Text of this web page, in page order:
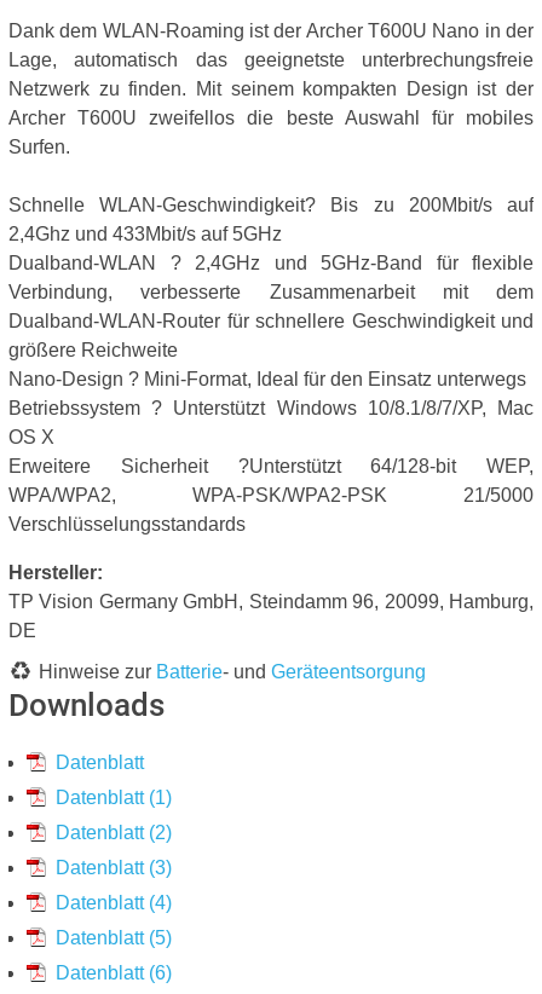
Dank dem WLAN-Roaming ist der Archer T600U Nano in der
Lage, automatisch das geeignetste unterbrechungsfreie
Netzwerk zu finden. Mit seinem kompakten Design ist der
Archer T600U zweifellos die beste Auswahl für mobiles
Surfen.
Schnelle WLAN-Geschwindigkeit? Bis zu 200Mbit/s auf
2,4Ghz und 433Mbit/s auf 5GHz
Dualband-WLAN ? 2,4GHz und 5GHz-Band für flexible
Verbindung, verbesserte Zusammenarbeit mit dem
Dualband-WLAN-Router für schnellere Geschwindigkeit und
größere Reichweite
Nano-Design ? Mini-Format, Ideal für den Einsatz unterwegs
Betriebssystem ? Unterstützt Windows 10/8.1/8/7/XP, Mac
OS X
Erweitere Sicherheit ?Unterstützt 64/128-bit WEP,
WPA/WPA2, WPA-PSK/WPA2-PSK 21/5000
Verschlüsselungsstandards
Hersteller:
TP Vision Germany GmbH, Steindamm 96, 20099, Hamburg,
DE
Hinweise zur Batterie- und Geräteentsorgung
Downloads
Datenblatt
Datenblatt (1)
Datenblatt (2)
Datenblatt (3)
Datenblatt (4)
Datenblatt (5)
Datenblatt (6)